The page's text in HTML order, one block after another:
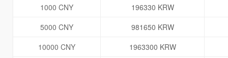
1000 CNY
196330 KRW
5000 CNY
981650 KRW
10000 CNY
1963300 KRW